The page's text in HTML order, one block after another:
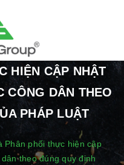
HIỆN CẬP NHẬT
CÔNG DÂN THEO
PHÁP LUẬT
Phân phối thực hiện cập
theo đúng quy định